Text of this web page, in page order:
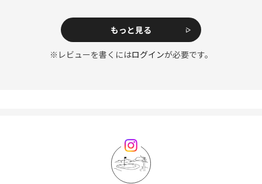
もっと見る
※レビューを書くにはログインが必要です。